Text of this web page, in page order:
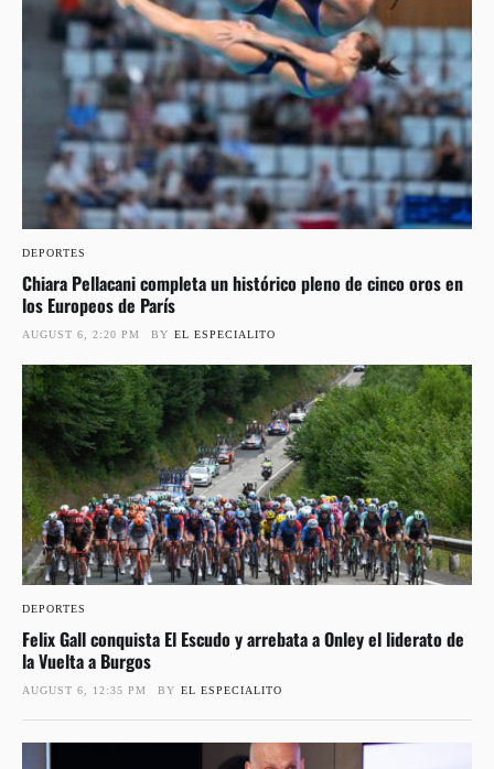
DEPORTES
Chiara Pellacani completa un histórico pleno de cinco oros en
los Europeos de París
AUGUST 6, 2:20 PM BY EL ESPECIALITO
DEPORTES
Felix Gall conquista El Escudo y arrebata a Onley el liderato de
la Vuelta a Burgos
AUGUST 6, 12:35 PM BY EL ESPECIALITO